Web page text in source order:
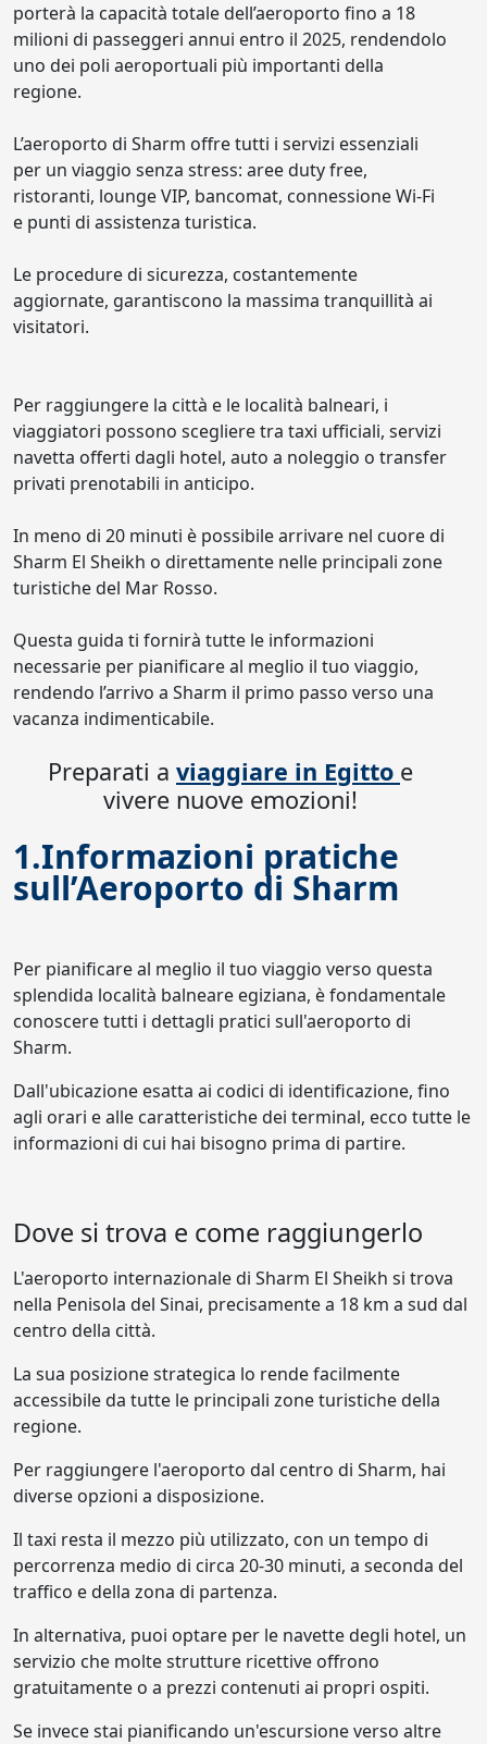
porterà la capacità totale dell’aeroporto fino a 18
milioni di passeggeri annui entro il 2025, rendendolo
uno dei poli aeroportuali più importanti della
regione.
L’aeroporto di Sharm offre tutti i servizi essenziali
per un viaggio senza stress: aree duty free,
ristoranti, lounge VIP, bancomat, connessione Wi-Fi
e punti di assistenza turistica.
Le procedure di sicurezza, costantemente
aggiornate, garantiscono la massima tranquillità ai
visitatori.
Per raggiungere la città e le località balneari, i
viaggiatori possono scegliere tra taxi ufficiali, servizi
navetta offerti dagli hotel, auto a noleggio o transfer
privati prenotabili in anticipo.
In meno di 20 minuti è possibile arrivare nel cuore di
Sharm El Sheikh o direttamente nelle principali zone
turistiche del Mar Rosso.
Questa guida ti fornirà tutte le informazioni
necessarie per pianificare al meglio il tuo viaggio,
rendendo l’arrivo a Sharm il primo passo verso una
vacanza indimenticabile.
Preparati a viaggiare in Egitto e
vivere nuove emozioni!
1.Informazioni pratiche
sull’Aeroporto di Sharm
Per pianificare al meglio il tuo viaggio verso questa
splendida località balneare egiziana, è fondamentale
conoscere tutti i dettagli pratici sull'aeroporto di
Sharm.
Dall'ubicazione esatta ai codici di identificazione, fino
agli orari e alle caratteristiche dei terminal, ecco tutte le
informazioni di cui hai bisogno prima di partire.
Dove si trova e come raggiungerlo
L'aeroporto internazionale di Sharm El Sheikh si trova
nella Penisola del Sinai, precisamente a 18 km a sud dal
centro della città.
La sua posizione strategica lo rende facilmente
accessibile da tutte le principali zone turistiche della
regione.
Per raggiungere l'aeroporto dal centro di Sharm, hai
diverse opzioni a disposizione.
Il taxi resta il mezzo più utilizzato, con un tempo di
percorrenza medio di circa 20-30 minuti, a seconda del
traffico e della zona di partenza.
In alternativa, puoi optare per le navette degli hotel, un
servizio che molte strutture ricettive offrono
gratuitamente o a prezzi contenuti ai propri ospiti.
Se invece stai pianificando un'escursione verso altre